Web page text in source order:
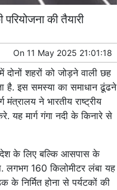
की तैयारी
On 11 May 2025 21:01:18
दोनों शहरों को जोड़ने वाली छह
है. इस समस्या का समाधान ढूंढने
ने भारतीय राष्ट्रीय
यह मार्ग गंगा नदी के किनारे से
के लिए बल्कि आसपास के
लगभग 160 किलोमीटर लंबा यह
निर्मित होना से पर्यटकों की